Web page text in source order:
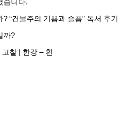
습니다.
“건물주의 기쁨과 슬픔” 독서 후기
까?
찰 | 한강 – 흰